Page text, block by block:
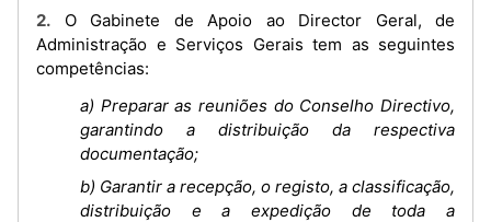
2. O Gabinete de Apoio ao Director Geral, de
Administração e Serviços Gerais tem as seguintes
competências:
a) Preparar as reuniões do Conselho Directivo,
garantindo a distribuição da respectiva
documentação;
b) Garantir a recepção, o registo, a classificação,
distribuição e a expedição de toda a